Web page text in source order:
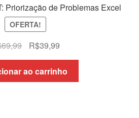
Priorização de Problemas Excel
OFERTA!
69,99
O
preço
original
era:
R$39,99O
preço
atual
é:
ao carrinho